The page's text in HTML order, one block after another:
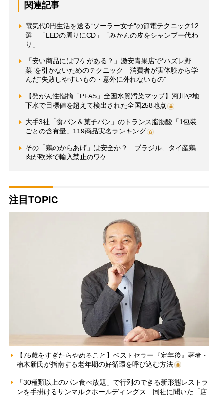
関連記事
電気代0円生活を送る“ソーラー女子“の節電テクニック12
選 「LEDの周りにCD」「みかんの皮をシャンプー代わ
り」
「安い商品にはワケがある？」激安青果店で“ハズレ野
菜”を引かないためのテクニック 消費者が実体験から学
んだ“失敗しやすいもの・意外に外れないもの”
【発がん性指摘「PFAS」全国水質汚染マップ】河川や地
下水で目標値を超えて検出された全国258地点
大手3社「食パン＆菓子パン」のトランス脂肪酸「1包装
ごとの含有量」119商品実名ランキング
その「鶏のからあげ」は安全か？ ブラジル、タイ産鶏
肉が欧米で輸入禁止のワケ
注目TOPIC
【75歳をすぎたらやめること】ベストセラー『定年後』著者・
楠木新氏が指南する老年期の好循環を呼び込む方法
「30種類以上のパン食べ放題」で行列のできる新形態レストラ
ンを手掛けるサンマルクホールディングス 同社に聞いた「店